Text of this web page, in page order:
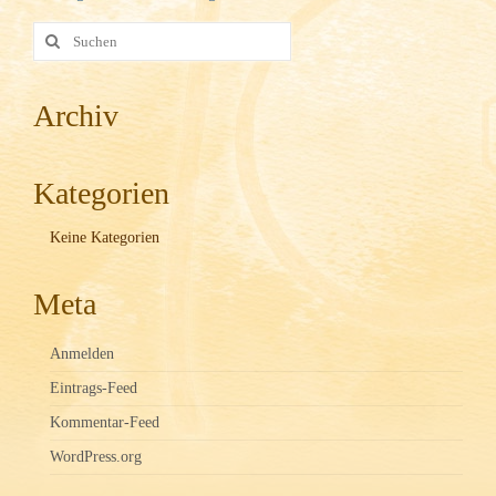
Imkerei
Imkerkurse, Vorträge und Führungen
Bilder
Links
Suche
nach:
Archiv
Kategorien
Keine Kategorien
Meta
Anmelden
Eintrags-Feed
Kommentar-Feed
WordPress.org